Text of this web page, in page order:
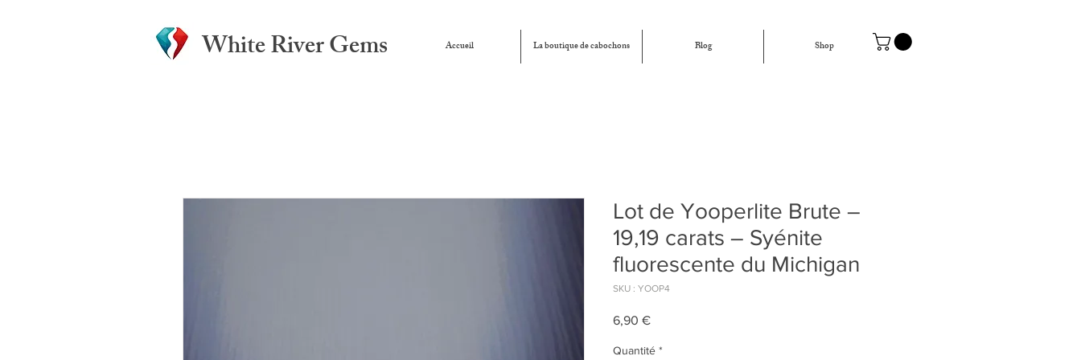
White River Gems Accueil La boutique de cabochons Blog Shop
Lot de Yooperlite Brute –
19,19 carats – Syénite
fluorescente du Michigan
SKU : YOOP4
6,90 €Prix
Quantité *